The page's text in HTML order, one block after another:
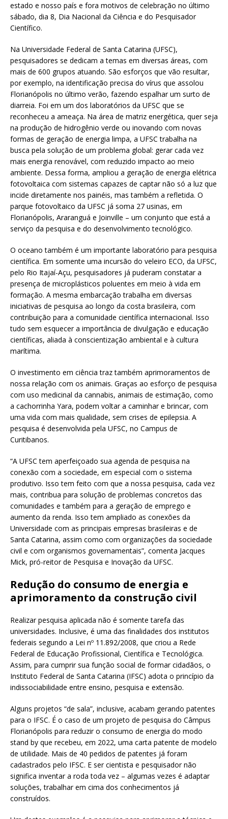
estado e nosso país e fora motivos de celebração no último
sábado, dia 8, Dia Nacional da Ciência e do Pesquisador
Científico.
Na Universidade Federal de Santa Catarina (UFSC),
pesquisadores se dedicam a temas em diversas áreas, com
mais de 600 grupos atuando. São esforços que vão resultar,
por exemplo, na identificação precisa do vírus que assolou
Florianópolis no último verão, fazendo espalhar um surto de
diarreia. Foi em um dos laboratórios da UFSC que se
reconheceu a ameaça. Na área de matriz energética, quer seja
na produção de hidrogênio verde ou inovando com novas
formas de geração de energia limpa, a UFSC trabalha na
busca pela solução de um problema global: gerar cada vez
mais energia renovável, com reduzido impacto ao meio
ambiente. Dessa forma, ampliou a geração de energia elétrica
fotovoltaica com sistemas capazes de captar não só a luz que
incide diretamente nos painéis, mas também a refletida. O
parque fotovoltaico da UFSC já soma 27 usinas, em
Florianópolis, Araranguá e Joinville – um conjunto que está a
serviço da pesquisa e do desenvolvimento tecnológico.
O oceano também é um importante laboratório para pesquisa
científica. Em somente uma incursão do veleiro ECO, da UFSC,
pelo Rio Itajaí-Açu, pesquisadores já puderam constatar a
presença de microplásticos poluentes em meio à vida em
formação. A mesma embarcação trabalha em diversas
iniciativas de pesquisa ao longo da costa brasileira, com
contribuição para a comunidade científica internacional. Isso
tudo sem esquecer a importância de divulgação e educação
científicas, aliada à conscientização ambiental e à cultura
marítima.
O investimento em ciência traz também aprimoramentos de
nossa relação com os animais. Graças ao esforço de pesquisa
com uso medicinal da cannabis, animais de estimação, como
a cachorrinha Yara, podem voltar a caminhar e brincar, com
uma vida com mais qualidade, sem crises de epilepsia. A
pesquisa é desenvolvida pela UFSC, no Campus de
Curitibanos.
“A UFSC tem aperfeiçoado sua agenda de pesquisa na
conexão com a sociedade, em especial com o sistema
produtivo. Isso tem feito com que a nossa pesquisa, cada vez
mais, contribua para solução de problemas concretos das
comunidades e também para a geração de emprego e
aumento da renda. Isso tem ampliado as conexões da
Universidade com as principais empresas brasileiras e de
Santa Catarina, assim como com organizações da sociedade
civil e com organismos governamentais”, comenta Jacques
Mick, pró-reitor de Pesquisa e Inovação da UFSC.
Redução do consumo de energia e
aprimoramento da construção civil
Realizar pesquisa aplicada não é somente tarefa das
universidades. Inclusive, é uma das finalidades dos institutos
federais segundo a Lei nº 11.892/2008, que criou a Rede
Federal de Educação Profissional, Científica e Tecnológica.
Assim, para cumprir sua função social de formar cidadãos, o
Instituto Federal de Santa Catarina (IFSC) adota o princípio da
indissociabilidade entre ensino, pesquisa e extensão.
Alguns projetos “de sala”, inclusive, acabam gerando patentes
para o IFSC. É o caso de um projeto de pesquisa do Câmpus
Florianópolis para reduzir o consumo de energia do modo
stand by que recebeu, em 2022, uma carta patente de modelo
de utilidade. Mais de 40 pedidos de patentes já foram
cadastrados pelo IFSC. E ser cientista e pesquisador não
significa inventar a roda toda vez – algumas vezes é adaptar
soluções, trabalhar em cima dos conhecimentos já
construídos.